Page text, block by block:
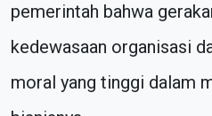
pemerintah bahwa
kedewasaan organisasi
moral yang tinggi dalam